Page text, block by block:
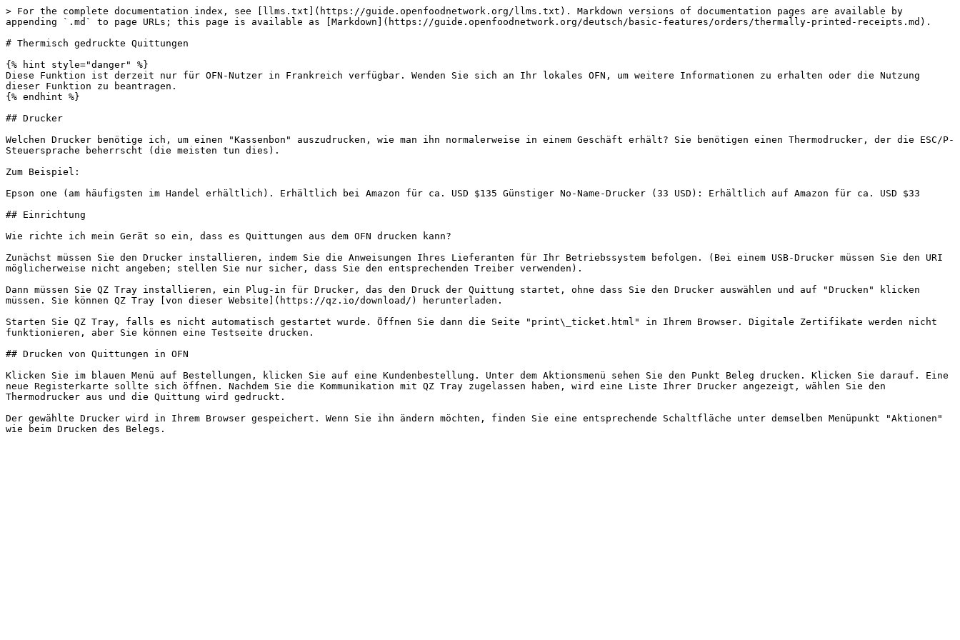
> For the complete documentation index, see [llms.txt](https://guide.openfoodnetwork.org/llms.txt). Markdown versions of documentation pages are available by
appending `.md` to page URLs; this page is available as [Markdown](https://guide.openfoodnetwork.org/deutsch/basic-features/orders/thermally-printed-receipts.md).
# Thermisch gedruckte Quittungen
{% hint style="danger" %}
Diese Funktion ist derzeit nur für OFN-Nutzer in Frankreich verfügbar. Wenden Sie sich an Ihr lokales OFN, um weitere Informationen zu erhalten oder die Nutzung
dieser Funktion zu beantragen.
{% endhint %}
## Drucker
Welchen Drucker benötige ich, um einen "Kassenbon" auszudrucken, wie man ihn normalerweise in einem Geschäft erhält? Sie benötigen einen Thermodrucker, der die ESC/P-
Steuersprache beherrscht (die meisten tun dies).
Zum Beispiel:
Epson one (am häufigsten im Handel erhältlich). Erhältlich bei Amazon für ca. USD $135 Günstiger No-Name-Drucker (33 USD): Erhältlich auf Amazon für ca. USD $33
## Einrichtung
Wie richte ich mein Gerät so ein, dass es Quittungen aus dem OFN drucken kann?
Zunächst müssen Sie den Drucker installieren, indem Sie die Anweisungen Ihres Lieferanten für Ihr Betriebssystem befolgen. (Bei einem USB-Drucker müssen Sie den URI
möglicherweise nicht angeben; stellen Sie nur sicher, dass Sie den entsprechenden Treiber verwenden).
Dann müssen Sie QZ Tray installieren, ein Plug-in für Drucker, das den Druck der Quittung startet, ohne dass Sie den Drucker auswählen und auf "Drucken" klicken
müssen. Sie können QZ Tray [von dieser Website](https://qz.io/download/) herunterladen.
Starten Sie QZ Tray, falls es nicht automatisch gestartet wurde. Öffnen Sie dann die Seite "print\_ticket.html" in Ihrem Browser. Digitale Zertifikate werden nicht
funktionieren, aber Sie können eine Testseite drucken.
## Drucken von Quittungen in OFN
Klicken Sie im blauen Menü auf Bestellungen, klicken Sie auf eine Kundenbestellung. Unter dem Aktionsmenü sehen Sie den Punkt Beleg drucken. Klicken Sie darauf. Eine
neue Registerkarte sollte sich öffnen. Nachdem Sie die Kommunikation mit QZ Tray zugelassen haben, wird eine Liste Ihrer Drucker angezeigt, wählen Sie den
Thermodrucker aus und die Quittung wird gedruckt.
Der gewählte Drucker wird in Ihrem Browser gespeichert. Wenn Sie ihn ändern möchten, finden Sie eine entsprechende Schaltfläche unter demselben Menüpunkt "Aktionen"